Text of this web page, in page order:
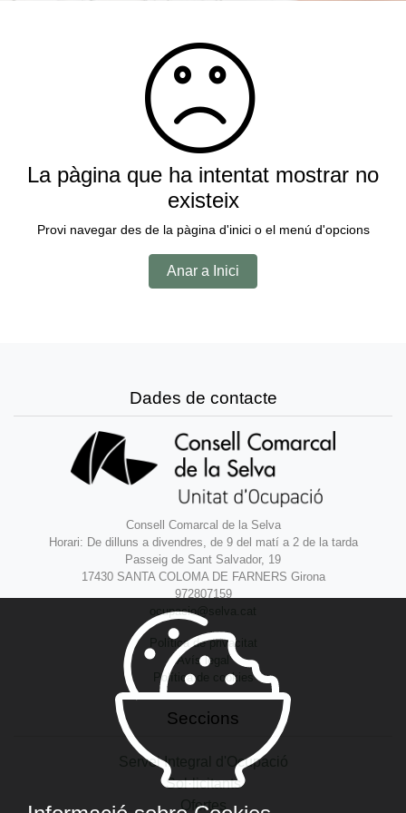
La pàgina que ha intentat mostrar no
existeix
Provi navegar des de la pàgina d'inici o el menú d'opcions
Anar a Inici
Dades de contacte
Consell Comarcal de la Selva
Horari: De dilluns a divendres, de 9 del matí a 2 de la tarda
Passeig de Sant Salvador, 19
17430 SANTA COLOMA DE FARNERS Girona
972807159
ocupacio@selva.cat
Política de privacitat
Avís legal
Política de cookies
Seccions
Servei Integral d'Ocupació
Sol·licitants
Ofertes